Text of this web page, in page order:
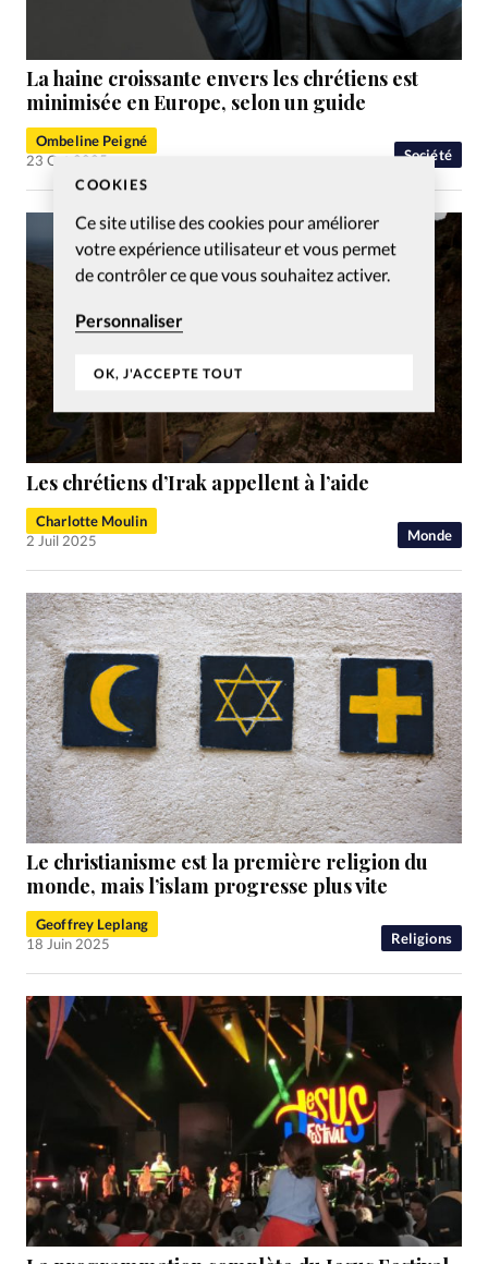
COOKIES
Ce site utilise des cookies pour améliorer
votre expérience utilisateur et vous permet
de contrôler ce que vous souhaitez activer.
Personnaliser
OK, J'ACCEPTE TOUT
Société
La haine croissante envers les chrétiens est
minimisée en Europe, selon un guide
Ombeline Peigné
23 Oct 2025
Monde
Les chrétiens d’Irak appellent à l’aide
Charlotte Moulin
2 Juil 2025
Religions
Le christianisme est la première religion du
monde, mais l’islam progresse plus vite
Geoffrey Leplang
18 Juin 2025